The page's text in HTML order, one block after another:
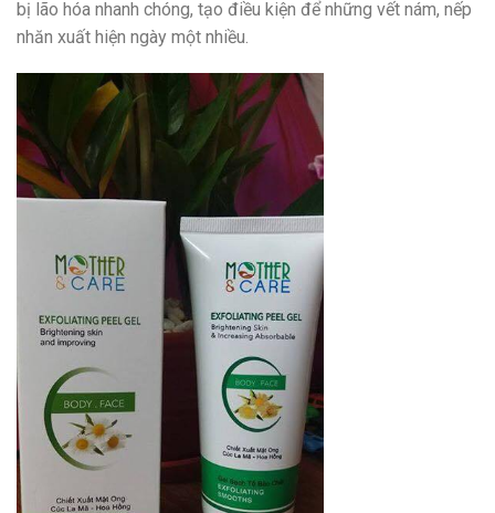
bị lão hóa nhanh chóng, tạo điều kiện để những vết nám, nếp
nhăn xuất hiện ngày một nhiều.